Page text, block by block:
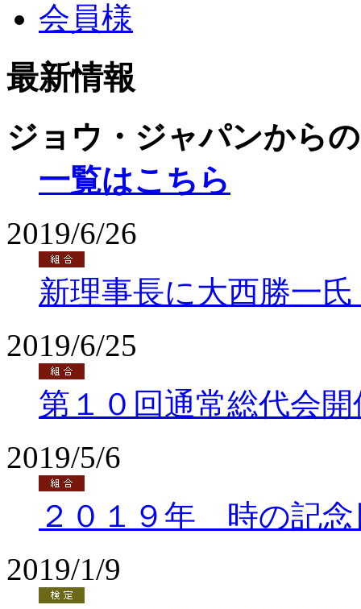
最新情報
ジョウ・ジャパンから
一覧はこちら
2019/6/26
新理事長に大西勝一
2019/6/25
第１０回通常総代会開
2019/5/6
２０１９年 時の記
2019/1/9